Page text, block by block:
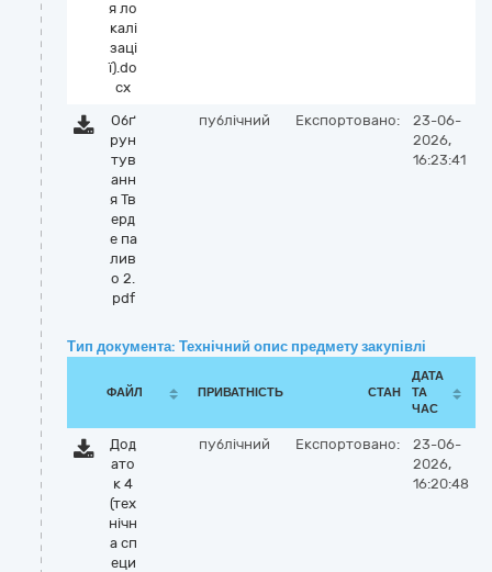
я ло
калі
заці
ї).do
cx
Обґ
рун
тув
анн
я Тв
ерд
е па
лив
о 2.
pdf
публічний Експортовано:
23-06-
2026,
16:23:41
Тип документа: Технічний опис предмету закупівлі
ФАЙЛ ПРИВАТНІСТЬ СТАН
ДАТА
ТА
ЧАС
Дод
ато
к 4
(тех
нічн
а сп
еци
публічний Експортовано:
23-06-
2026,
16:20:48